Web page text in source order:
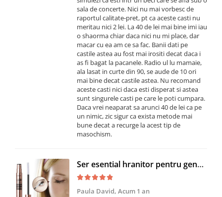
sala de concerte. Nici nu mai vorbesc de
raportul calitate-pret, pt ca aceste casti nu
meritau nici 2 lei. La 40 de lei mai bine imi iau
o shaorma chiar daca nici nu mi place, dar
macar cu ea am ce sa fac. Banii dati pe
castile astea au fost mai irositi decat daca i
as fi bagat la pacanele. Radio ul lu mamaie,
ala lasat in curte din 90, se aude de 10 ori
mai bine decat castile astea. Nu recomand
aceste casti nici daca esti disperat si astea
sunt singurele casti pe care le poti cumpara.
Daca vrei neaparat sa arunci 40 de lei ca pe
un nimic, zic sigur ca exista metode mai
bune decat a recurge la acest tip de
masochism.
Ser esential hranitor pentru gene, CRM, tratament regenerare si amplificare, 5 ml
Paula David, Acum 1 an